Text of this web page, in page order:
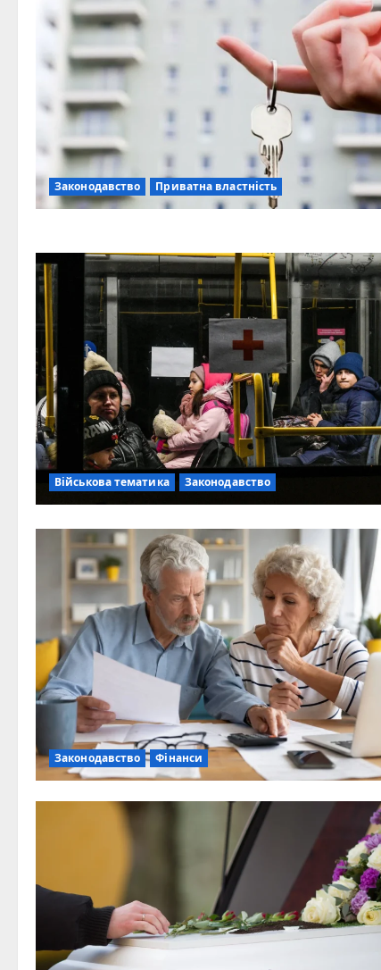
Законодавство Приватна властність
Військова тематика Законодавство
Законодавство Фінанси